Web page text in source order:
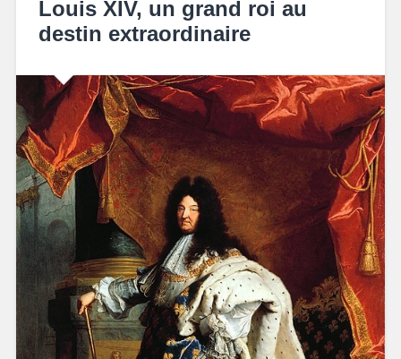
Louis XIV, un grand roi au
destin extraordinaire